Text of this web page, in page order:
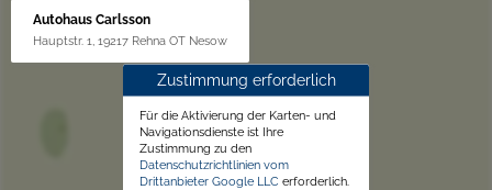
Autohaus Carlsson
Hauptstr. 1, 19217 Rehna OT Nesow
Zustimmung erforderlich
Für die Aktivierung der Karten- und
Navigationsdienste ist Ihre
Zustimmung zu den
Datenschutzrichtlinien vom
Drittanbieter Google LLC erforderlich.